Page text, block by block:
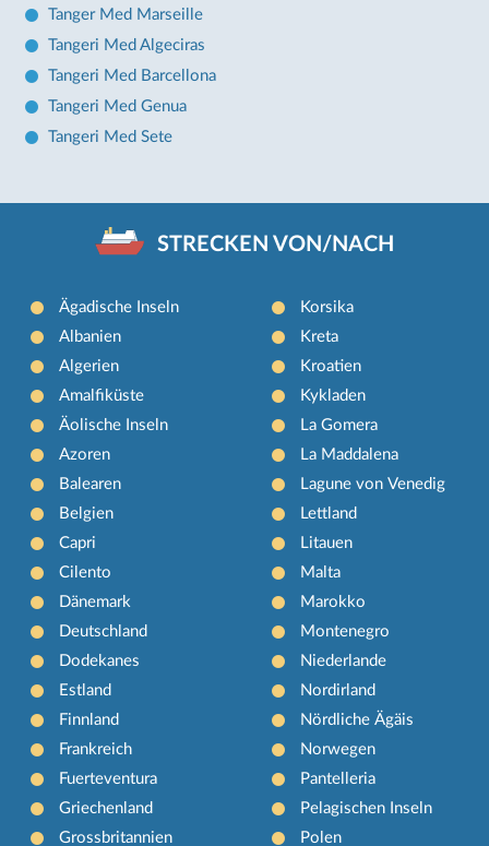
Tanger Med Marseille
Tangeri Med Algeciras
Tangeri Med Barcellona
Tangeri Med Genua
Tangeri Med Sete
STRECKEN VON/NACH
Ägadische Inseln
Albanien
Algerien
Amalfiküste
Äolische Inseln
Azoren
Balearen
Belgien
Capri
Cilento
Dänemark
Deutschland
Dodekanes
Estland
Finnland
Frankreich
Fuerteventura
Griechenland
Grossbritannien
Korsika
Kreta
Kroatien
Kykladen
La Gomera
La Maddalena
Lagune von Venedig
Lettland
Litauen
Malta
Marokko
Montenegro
Niederlande
Nordirland
Nördliche Ägäis
Norwegen
Pantelleria
Pelagischen Inseln
Polen